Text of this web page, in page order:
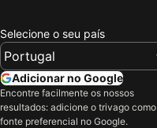
Selecione o seu país
Adicionar no Google
Encontre facilmente os nossos
resultados: adicione o trivago como
fonte preferencial no Google.